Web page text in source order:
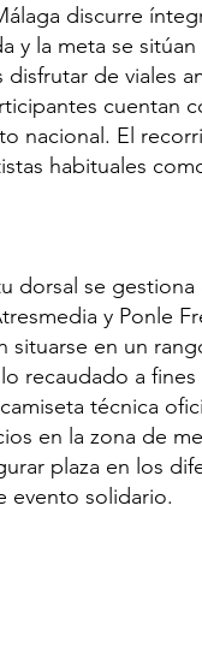
discurre
y la meta se
de viales
cuentan
nacional. El
habituales
dorsal se gestiona
y Ponle
situarse en un
recaudado a fines
técnica
en la zona de
plaza en los
evento solidario.